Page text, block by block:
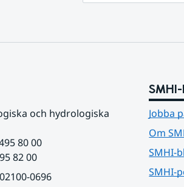
och hydrologiska
80 00
82 00
0696
Jobba
Om
SMHI-
SMHI-